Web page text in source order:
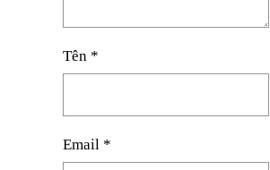
Tên *
Email *